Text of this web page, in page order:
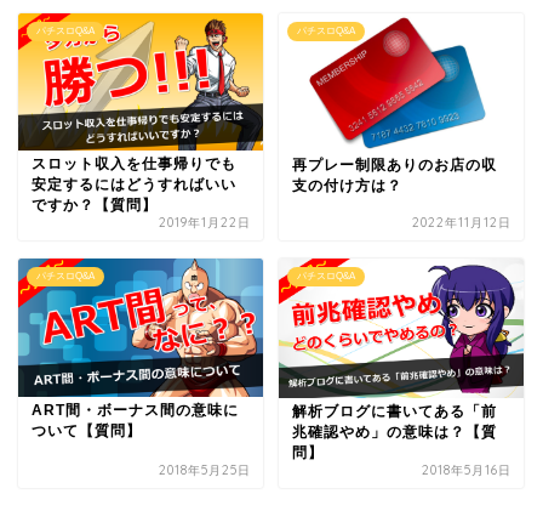
パチスロQ&A
スロット収入を仕事帰りでも
安定するにはどうすればいい
ですか？【質問】
2019年1月22日
パチスロQ&A
再プレー制限ありのお店の収
支の付け方は？
2022年11月12日
パチスロQ&A
ART間・ボーナス間の意味に
ついて【質問】
2018年5月25日
パチスロQ&A
解析ブログに書いてある「前
兆確認やめ」の意味は？【質
問】
2018年5月16日